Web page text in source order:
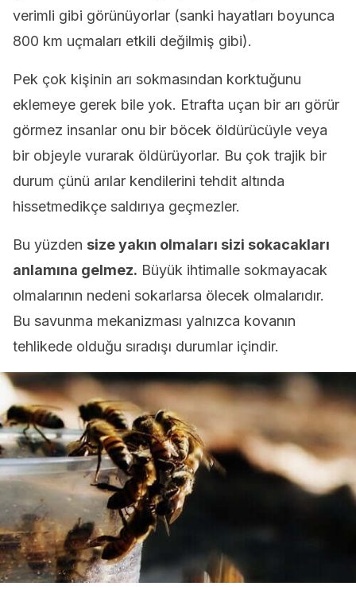
verimli gibi görünüyorlar (sanki hayatları boyunca
800 km uçmaları etkili değilmiş gibi).
Pek çok kişinin arı sokmasından korktuğunu
eklemeye gerek bile yok. Etrafta uçan bir arı görür
görmez insanlar onu bir böcek öldürücüyle veya
bir objeyle vurarak öldürüyorlar. Bu çok trajik bir
durum çünü arılar kendilerini tehdit altında
hissetmedikçe saldırıya geçmezler.
Bu yüzden size yakın olmaları sizi sokacakları
anlamına gelmez. Büyük ihtimalle sokmayacak
olmalarının nedeni sokarlarsa ölecek olmalarıdır.
Bu savunma mekanizması yalnızca kovanın
tehlikede olduğu sıradışı durumlar içindir.